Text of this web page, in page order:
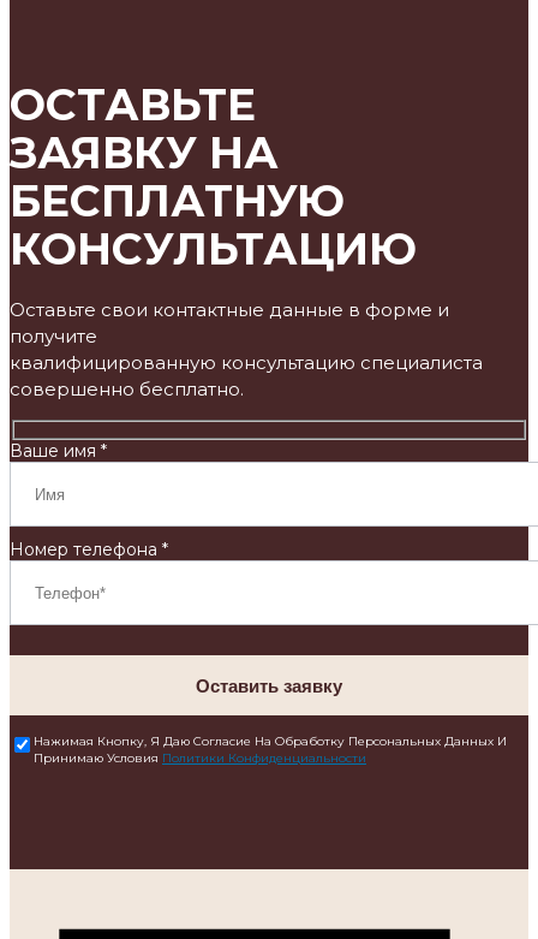
ОСТАВЬТЕ
ЗАЯВКУ НА
БЕСПЛАТНУЮ
КОНСУЛЬТАЦИЮ
Оставьте свои контактные данные в форме и
получите
квалифицированную консультацию специалиста
совершенно бесплатно.
Ваше имя *
Номер телефона *
Оставить заявку
Нажимая Кнопку, Я Даю Согласие На Обработку Персональных Данных И
Принимаю Условия Политики Конфиденциальности